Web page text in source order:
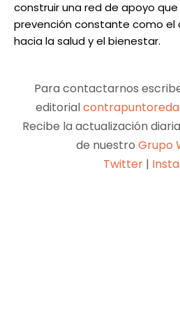
construir una red de apoyo
prevención constante como el
hacia la salud y el bienestar.
Para contactarnos
editorial
Recibe la actualización
de nuestro Grupo
Twitter |